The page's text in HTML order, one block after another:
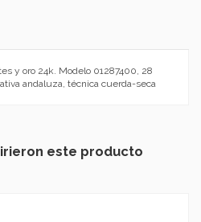
y oro 24k. Modelo 01287400, 28
andaluza, técnica cuerda-seca
este producto